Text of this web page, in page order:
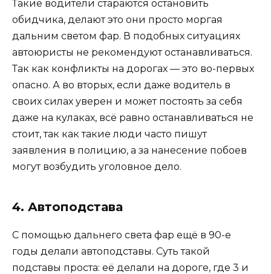
Такие водители стараются остановить
обидчика, делают это они просто моргая
дальним светом фар. В подобных ситуациях
автоюристы не рекомендуют останавливаться.
Так как конфликты на дорогах — это во-первых
опасно. А во вторых, если даже водитель в
своих силах уверен и может постоять за себя
даже на кулаках, всё равно останавливаться не
стоит, так как такие люди часто пишут
заявления в полицию, а за нанесение побоев
могут возбудить уголовное дело.
4. Автоподстава
С помощью дальнего света фар ещё в 90-е
годы делали автоподставы. Суть такой
подставы проста: её делали на дороге, где 3 и